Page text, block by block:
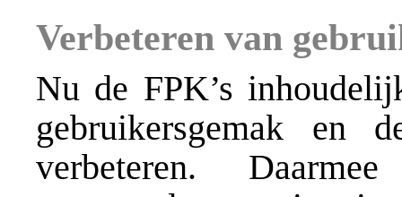
Verbeteren van
Nu de FPK’s
gebruikersgemak en
verbeteren.